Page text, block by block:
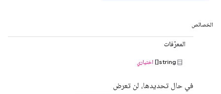
الخصائص
المعرّفات
string[] اختياري
في حال تحديدها، لن تعرض